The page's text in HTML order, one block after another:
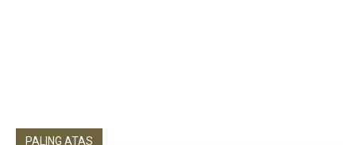
PALING ATAS